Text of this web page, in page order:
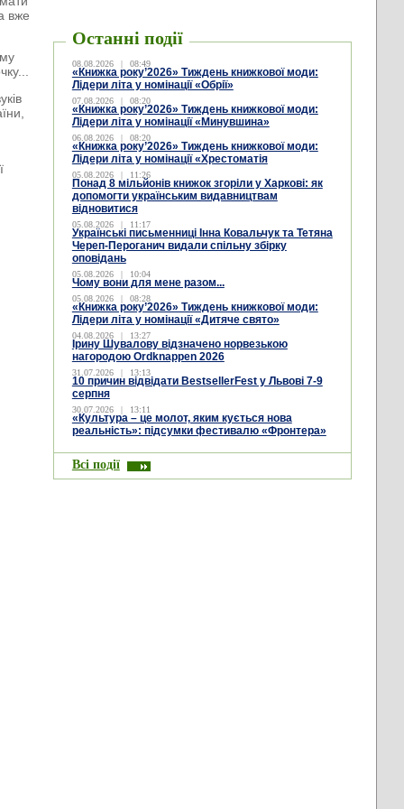
вже
Останні події
08.08.2026 | 08:49
«Книжка року’2026» Тиждень книжкової моди:
Лідери літа у номінації «Обрії»
07.08.2026 | 08:20
«Книжка року’2026» Тиждень книжкової моди:
Лідери літа у номінації «Минувшина»
06.08.2026 | 08:20
«Книжка року’2026» Тиждень книжкової моди:
Лідери літа у номінації «Хрестоматія
05.08.2026 | 11:26
Понад 8 мільйонів книжок згоріли у Харкові: як
допомогти українським видавництвам
відновитися
05.08.2026 | 11:17
Українські письменниці Інна Ковальчук та Тетяна
Череп-Пероганич видали спільну збірку
оповідань
05.08.2026 | 10:04
Чому вони для мене разом...
05.08.2026 | 08:28
«Книжка року’2026» Тиждень книжкової моди:
Лідери літа у номінації «Дитяче свято»
04.08.2026 | 13:27
Ірину Шувалову відзначено норвезькою
нагородою Ordknappen 2026
31.07.2026 | 13:13
10 причин відвідати BestsellerFest у Львові 7-9
серпня
30.07.2026 | 13:11
«Культура – це молот, яким кується нова
реальність»: підсумки фестивалю «Фронтера»
Всі події